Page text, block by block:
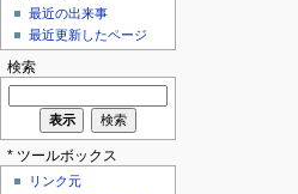
最近の出来事
最近更新したページ
検索
* ツールボックス
リンク元